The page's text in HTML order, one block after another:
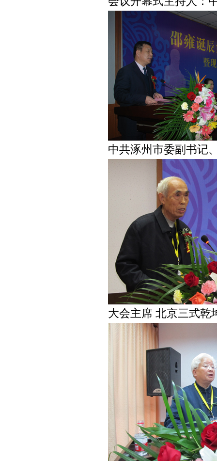
中共涿州市委副书记
大会主席 北京三式乾